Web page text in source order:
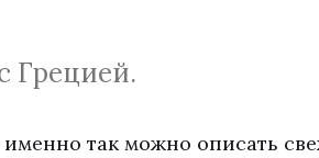
Грецией.
именно так можно описать